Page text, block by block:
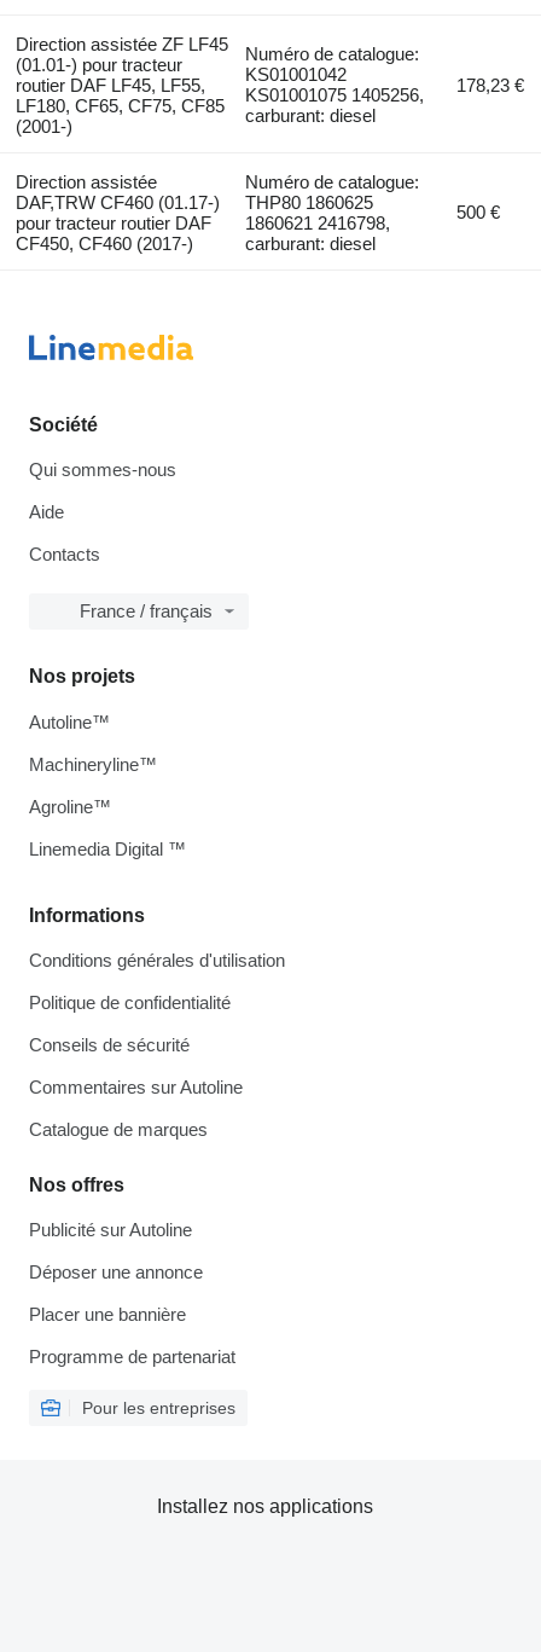
Direction assistée ZF LF45
(01.01-) pour tracteur
routier DAF LF45, LF55,
LF180, CF65, CF75, CF85
(2001-)
Numéro de catalogue:
KS01001042
KS01001075 1405256,
carburant: diesel
178,23 €
Direction assistée
DAF,TRW CF460 (01.17-)
pour tracteur routier DAF
CF450, CF460 (2017-)
Numéro de catalogue:
THP80 1860625
1860621 2416798,
carburant: diesel
500 €
Société
Qui sommes-nous
Aide
Contacts
France / français
Informations
Conditions générales d'utilisation
Politique de confidentialité
Conseils de sécurité
Commentaires sur Autoline
Catalogue de marques
Nos offres
Publicité sur Autoline
Déposer une annonce
Placer une bannière
Programme de partenariat
Pour les entreprises
Nos projets
Autoline™
Machineryline™
Agroline™
Linemedia Digital ™
Installez nos applications